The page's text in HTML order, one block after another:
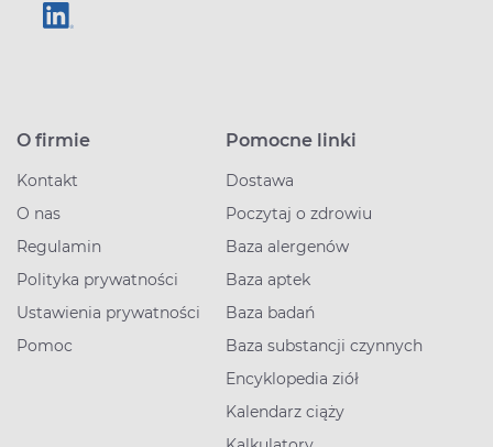
O firmie
Kontakt
O nas
Regulamin
Polityka prywatności
Ustawienia prywatności
Pomoc
Pomocne linki
Dostawa
Poczytaj o zdrowiu
Baza alergenów
Baza aptek
Baza badań
Baza substancji czynnych
Encyklopedia ziół
Kalendarz ciąży